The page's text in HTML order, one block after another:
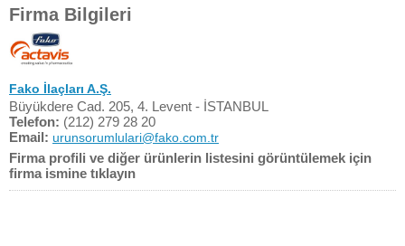
Firma Bilgileri
Fako İlaçları A.Ş.
Büyükdere Cad. 205, 4. Levent - İSTANBUL
Telefon: (212) 279 28 20
Email: urunsorumlulari@fako.com.tr
Firma profili ve diğer ürünlerin listesini görüntülemek için
firma ismine tıklayın